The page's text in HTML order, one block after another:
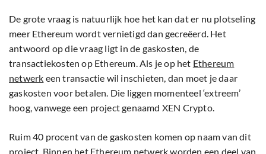
De grote vraag is natuurlijk hoe het kan dat er nu plotseling
meer Ethereum wordt vernietigd dan gecreëerd. Het
antwoord op die vraag ligt in de gaskosten, de
transactiekosten op Ethereum. Als je op het Ethereum
netwerk een transactie wil inschieten, dan moet je daar
gaskosten voor betalen. Die liggen momenteel ‘extreem’
hoog, vanwege een project genaamd XEN Crypto.
Ruim 40 procent van de gaskosten komen op naam van dit
project. Binnen het Ethereum netwerk worden een deel van